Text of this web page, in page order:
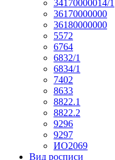
34170000014/1
36170000000
36180000000
5572
6764
6832/1
6834/1
7402
8633
8822.1
8822.2
9296
9297
ИО2069
Вид росписи